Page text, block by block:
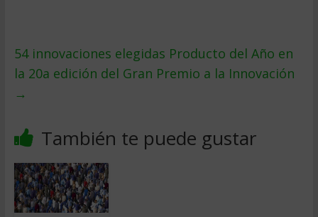
54 innovaciones elegidas Producto del Año en
la 20a edición del Gran Premio a la Innovación
→
También te puede gustar